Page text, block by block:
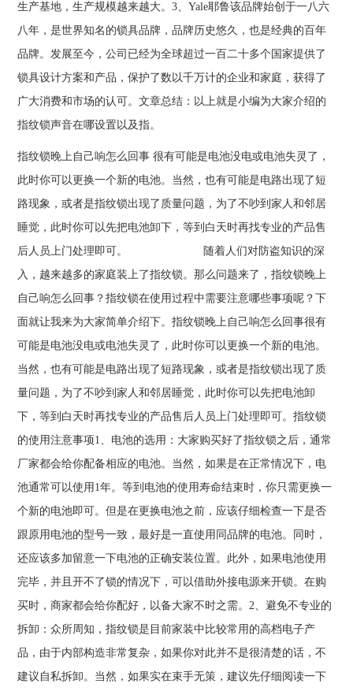
生产基地，生产规模越来越大。3、Yale耶鲁该品牌始创于一八六
八年，是世界知名的锁具品牌，品牌历史悠久，也是经典的百年
品牌。发展至今，公司已经为全球超过一百二十多个国家提供了
锁具设计方案和产品，保护了数以千万计的企业和家庭，获得了
广大消费和市场的认可。文章总结：以上就是小编为大家介绍的
指纹锁声音在哪设置以及指。
指纹锁晚上自己响怎么回事 很有可能是电池没电或电池失灵了，
此时你可以更换一个新的电池。当然，也有可能是电路出现了短
路现象，或者是指纹锁出现了质量问题，为了不吵到家人和邻居
睡觉，此时你可以先把电池卸下，等到白天时再找专业的产品售
后人员上门处理即可。 随着人们对防盗知识的深
入，越来越多的家庭装上了指纹锁。那么问题来了，指纹锁晚上
自己响怎么回事？指纹锁在使用过程中需要注意哪些事项呢？下
面就让我来为大家简单介绍下。指纹锁晚上自己响怎么回事很有
可能是电池没电或电池失灵了，此时你可以更换一个新的电池。
当然，也有可能是电路出现了短路现象，或者是指纹锁出现了质
量问题，为了不吵到家人和邻居睡觉，此时你可以先把电池卸
下，等到白天时再找专业的产品售后人员上门处理即可。指纹锁
的使用注意事项1、电池的选用：大家购买好了指纹锁之后，通常
厂家都会给你配备相应的电池。当然，如果是在正常情况下，电
池通常可以使用1年。等到电池的使用寿命结束时，你只需更换一
个新的电池即可。但是在更换电池之前，应该仔细检查一下是否
跟原用电池的型号一致，最好是一直使用同品牌的电池。同时，
还应该多加留意一下电池的正确安装位置。此外，如果电池使用
完毕，并且开不了锁的情况下，可以借助外接电源来开锁。在购
买时，商家都会给你配好，以备大家不时之需。2、避免不专业的
拆卸：众所周知，指纹锁是目前家装中比较常用的高档电子产
品，由于内部构造非常复杂，如果你对此并不是很清楚的话，不
建议自私拆卸。当然，如果实在束手无策，建议先仔细阅读一下